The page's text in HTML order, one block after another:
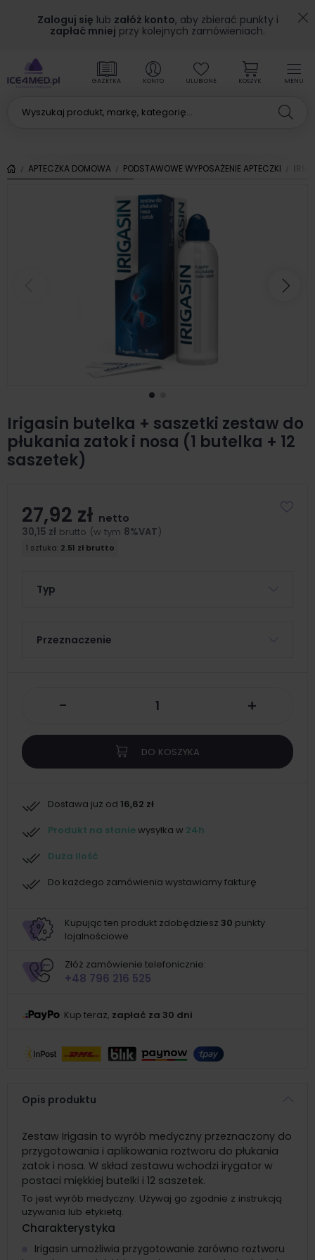
Zaloguj się lub załóż konto, aby zbierać punkty i
zapłać mniej przy kolejnych zamówieniach.
MENU
GAZETKA KONTO ULUBIONE KOSZYK
APTECZKA DOMOWA PODSTAWOWE WYPOSAŻENIE APTECZKI
Irigasin butelka + saszetki zestaw do
płukania zatok i nosa (1 butelka + 12
saszetek)
27,92 zł netto
30,15 zł brutto (w tym 8%VAT)
1 sztuka: 2.51 zł brutto
Typ
Przeznaczenie
- +
DO KOSZYKA
Dostawa już od 16,62 zł
Produkt na staniewysyłka w 24h
Duża ilość
Do każdego zamówienia wystawiamy fakturę
Kupując ten produkt zdobędziesz 30 punkty
lojalnościowe
Złóż zamówienie telefonicznie:
+48 796 216 525
Kup teraz, zapłać za 30 dni
Opis produktu
Zestaw Irigasin to wyrób medyczny przeznaczony do
przygotowania i aplikowania roztworu do płukania
zatok i nosa. W skład zestawu wchodzi irygator w
postaci miękkiej butelki i 12 saszetek.
To jest wyrób medyczny. Używaj go zgodnie z instrukcją
używania lub etykietą.
Charakterystyka
Irigasin umożliwia przygotowanie zarówno roztworu